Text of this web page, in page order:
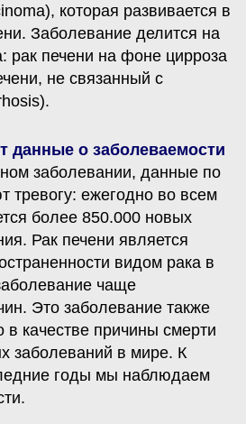
которая развивается в
Заболевание делится на
рак печени на фоне цирроза
не связанный с
заболевании, данные по
тревогу: ежегодно во всем
более 850.000 новых
Рак печени является
видом рака в
чаще
Это заболевание также
в качестве причины смерти
заболеваний в мире. К
годы мы наблюдаем